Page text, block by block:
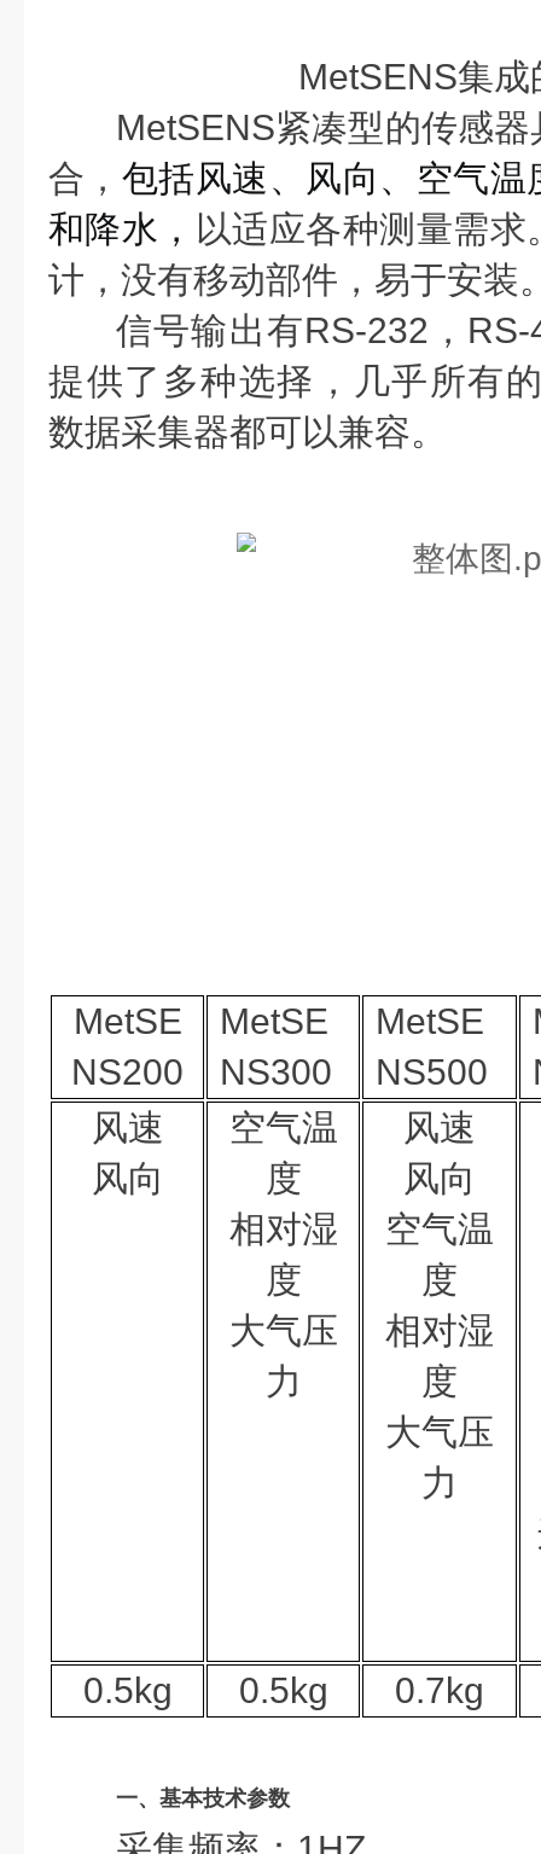
MetSENS集
MetSENS紧凑型的传感
合， 包括风速、风向、空气
和降水， 以适应各种测量需
计，没有移动部件，易于安装
信号输出有RS-232，
提供了多种选择，几乎所有
数据采集器都可以兼容。
MetSE
NS200
MetSE
NS300
MetSE
NS500
风速
风向
空气温
度
相对湿
度
大气压
力
风速
风向
空气温
度
相对湿
度
大气压
力
0.5kg 0.5kg 0.7kg
一、基本技术参数